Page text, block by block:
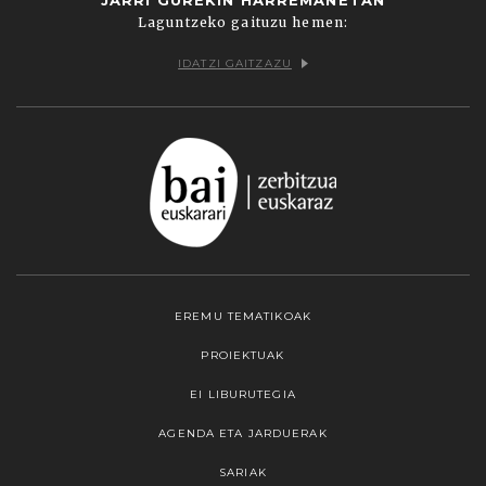
Laguntzeko gaituzu hemen:
IDATZI GAITZAZU
EREMU TEMATIKOAK
PROIEKTUAK
EI LIBURUTEGIA
AGENDA ETA JARDUERAK
SARIAK